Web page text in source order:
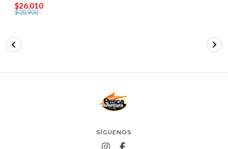
$26.010
$28.900
SÍGUENOS